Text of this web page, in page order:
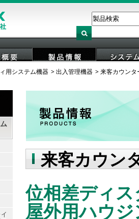
要 製品情報 システ
用システム機器 出入管理機器 来客カウン
来客カウン
位相差ディ
屋外用ハウ